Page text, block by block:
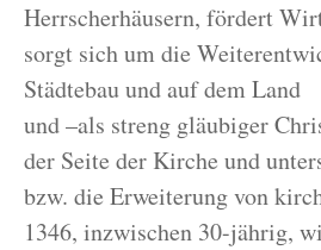
Herrscherhäusern, fördert
sorgt sich um die
Städtebau und auf dem Land
und –als streng gläubiger
der Seite der Kirche und
bzw. die Erweiterung von
1346, inzwischen 30-jährig,